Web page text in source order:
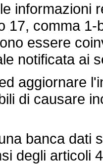
informazioni
17, comma
essere
notificata ai
aggiornare
di causare
banca dati
degli articoli